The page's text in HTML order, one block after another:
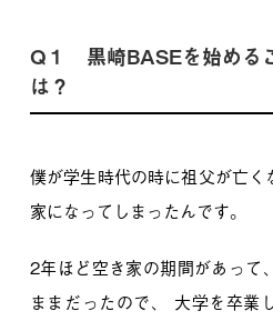
Q１ 黒崎BASEを始める
は？
僕が学生時代の時に祖父が亡く
家になってしまったんです。
2年ほど空き家の期間があって
ままだったので、
大学を卒業